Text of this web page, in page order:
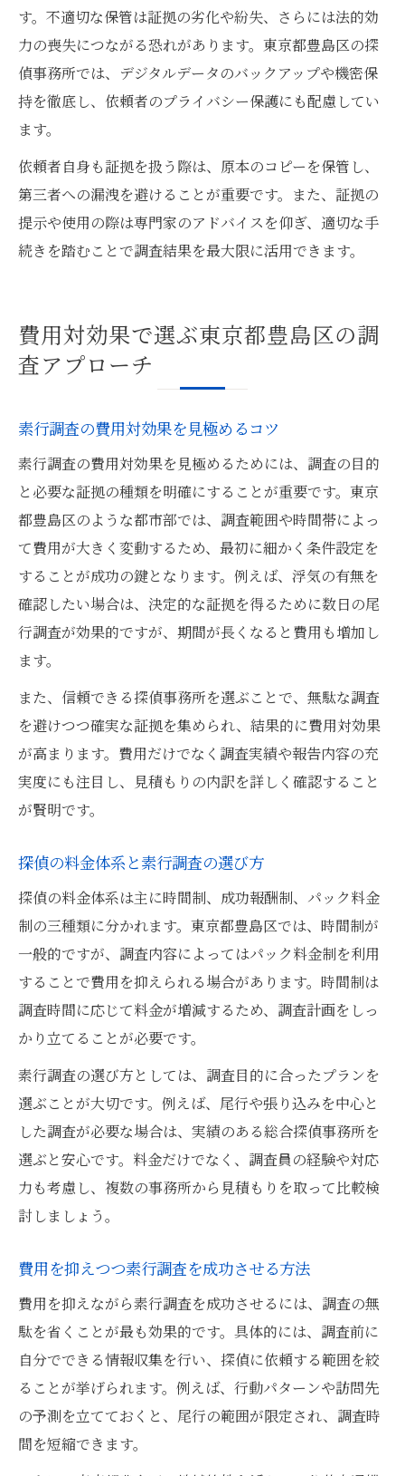
す。不適切な保管は証拠の劣化や紛失、さらには法的効
力の喪失につながる恐れがあります。東京都豊島区の探
偵事務所では、デジタルデータのバックアップや機密保
持を徹底し、依頼者のプライバシー保護にも配慮してい
ます。
依頼者自身も証拠を扱う際は、原本のコピーを保管し、
第三者への漏洩を避けることが重要です。また、証拠の
提示や使用の際は専門家のアドバイスを仰ぎ、適切な手
続きを踏むことで調査結果を最大限に活用できます。
費用対効果で選ぶ東京都豊島区の調
査アプローチ
素行調査の費用対効果を見極めるコツ
素行調査の費用対効果を見極めるためには、調査の目的
と必要な証拠の種類を明確にすることが重要です。東京
都豊島区のような都市部では、調査範囲や時間帯によっ
て費用が大きく変動するため、最初に細かく条件設定を
することが成功の鍵となります。例えば、浮気の有無を
確認したい場合は、決定的な証拠を得るために数日の尾
行調査が効果的ですが、期間が長くなると費用も増加し
ます。
また、信頼できる探偵事務所を選ぶことで、無駄な調査
を避けつつ確実な証拠を集められ、結果的に費用対効果
が高まります。費用だけでなく調査実績や報告内容の充
実度にも注目し、見積もりの内訳を詳しく確認すること
が賢明です。
探偵の料金体系と素行調査の選び方
探偵の料金体系は主に時間制、成功報酬制、パック料金
制の三種類に分かれます。東京都豊島区では、時間制が
一般的ですが、調査内容によってはパック料金制を利用
することで費用を抑えられる場合があります。時間制は
調査時間に応じて料金が増減するため、調査計画をしっ
かり立てることが必要です。
素行調査の選び方としては、調査目的に合ったプランを
選ぶことが大切です。例えば、尾行や張り込みを中心と
した調査が必要な場合は、実績のある総合探偵事務所を
選ぶと安心です。料金だけでなく、調査員の経験や対応
力も考慮し、複数の事務所から見積もりを取って比較検
討しましょう。
費用を抑えつつ素行調査を成功させる方法
費用を抑えながら素行調査を成功させるには、調査の無
駄を省くことが最も効果的です。具体的には、調査前に
自分でできる情報収集を行い、探偵に依頼する範囲を絞
ることが挙げられます。例えば、行動パターンや訪問先
の予測を立てておくと、尾行の範囲が限定され、調査時
間を短縮できます。